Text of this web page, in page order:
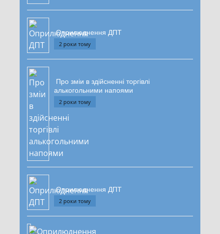
Оприлюднення ДПТ
2 роки тому
Про зміи в здійсненні торгівлі
алькогольними напоями
2 роки тому
Оприлюднення ДПТ
2 роки тому